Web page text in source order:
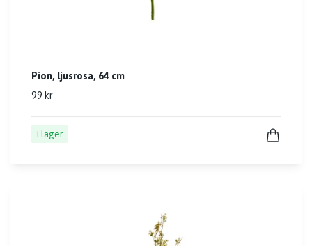
Pion, ljusrosa, 64 cm
99 kr
I lager